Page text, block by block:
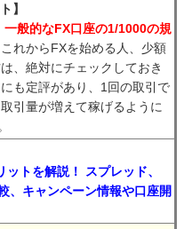
】
一般的なFX口座の1/1000の規
れからFXを始める人、少額
、絶対にチェックしておき
も定評があり、1回の取引で
引量が増えて稼げるように
トを解説！ スプレッド、
、キャンペーン情報や口座開